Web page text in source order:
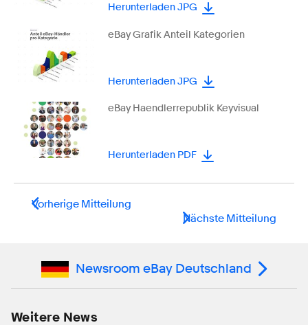
Herunterladen JPG
eBay Grafik Anteil Kategorien
Herunterladen JPG
eBay Haendlerrepublik Keyvisual
Herunterladen PDF
Vorherige Mitteilung
Nächste Mitteilung
Newsroom eBay Deutschland
Weitere News